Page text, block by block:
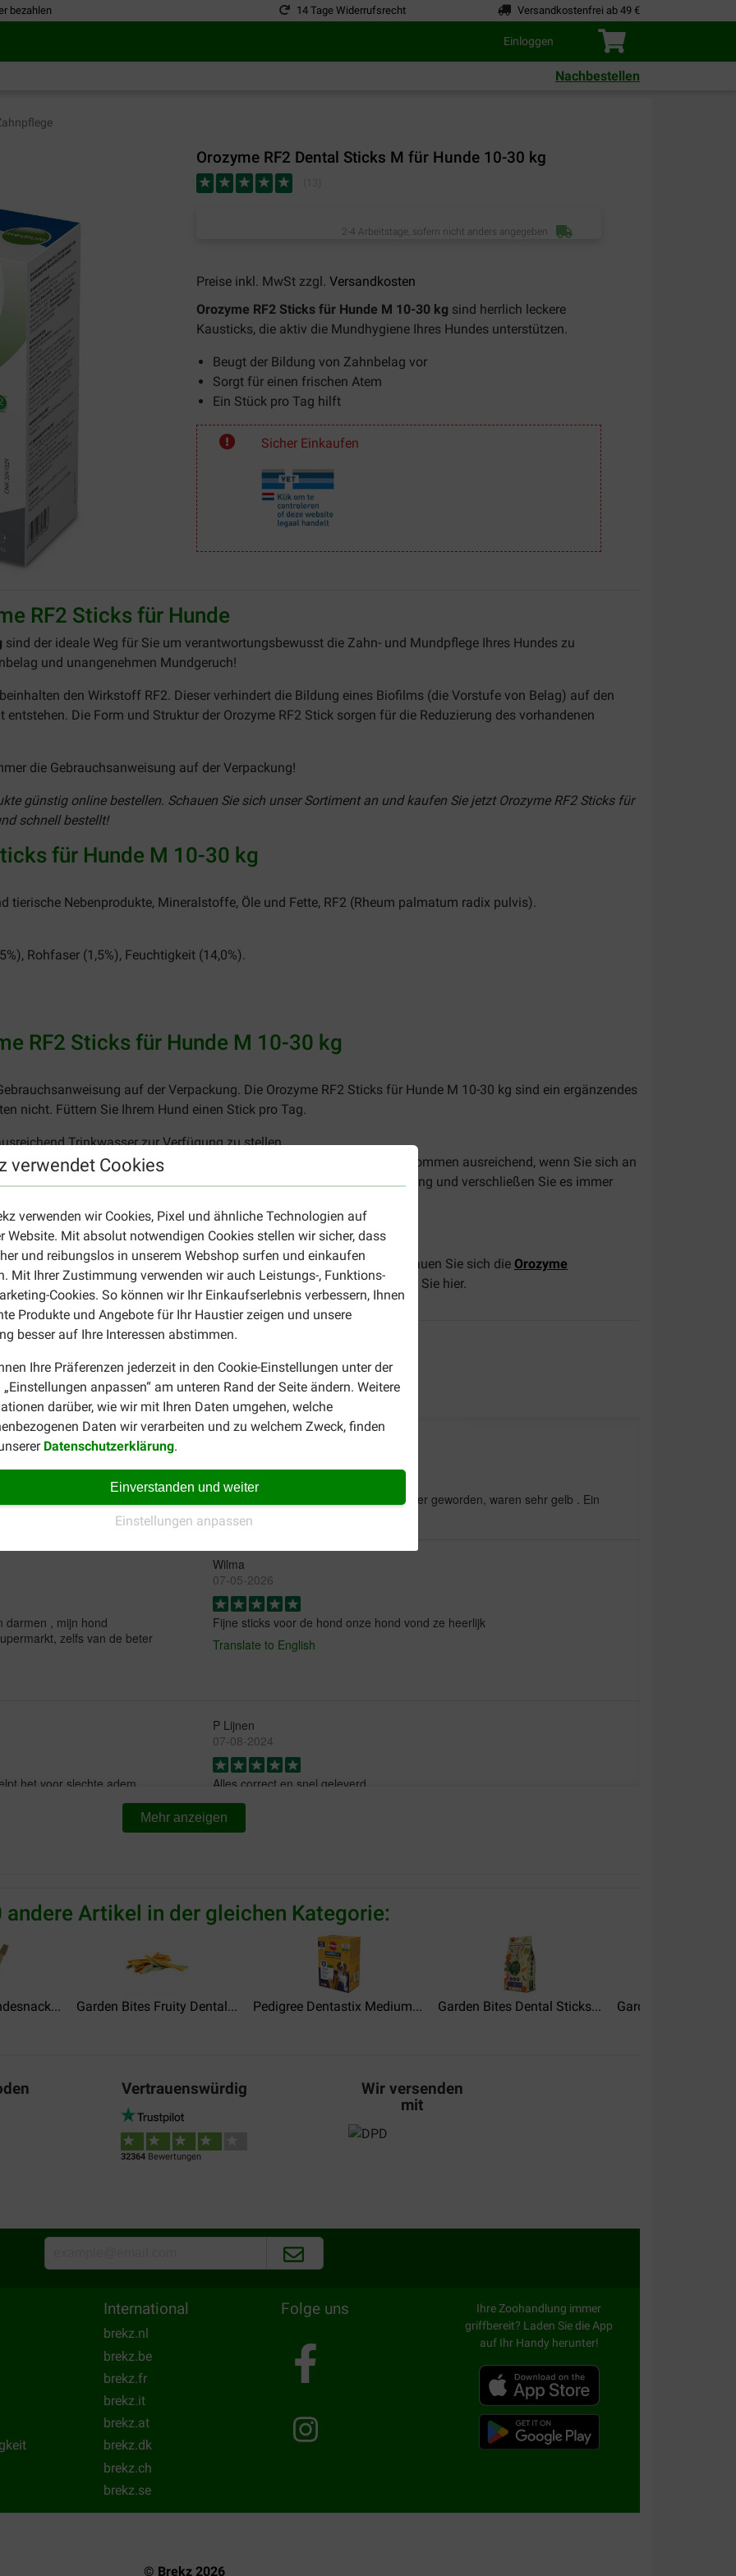
bezahlen 14 Tage Widerrufsrecht Versandkostenfrei ab 49 €
Einloggen
Nachbestellen
verwendet Cookies
verwenden wir Cookies, Pixel und ähnliche Technologien auf
Website. Mit absolut notwendigen Cookies stellen wir sicher, dass
und reibungslos in unserem Webshop surfen und einkaufen
Mit Ihrer Zustimmung verwenden wir auch Leistungs-, Funktions-
Cookies. So können wir Ihr Einkaufserlebnis verbessern, Ihnen
Produkte und Angebote für Ihr Haustier zeigen und unsere
besser auf Ihre Interessen abstimmen.
Ihre Präferenzen jederzeit in den Cookie-Einstellungen unter der
„Einstellungen anpassen“ am unteren Rand der Seite ändern. Weitere
darüber, wie wir mit Ihren Daten umgehen, welche
Daten wir verarbeiten und zu welchem Zweck, finden
Datenschutzerklärung.
Einverstanden und weiter
Einstellungen anpassen
Orozyme RF2 Dental Sticks M für Hunde 10-30 kg
2-4 Arbeitstage, sofern nicht anders angegeben
Preise inkl. MwSt zzgl. Versandkosten
Orozyme RF2 Sticks für Hunde M 10-30 kg sind herrlich leckere
Kausticks, die aktiv die Mundhygiene Ihres Hundes unterstützen.
Beugt der Bildung von Zahnbelag vor
Sorgt für einen frischen Atem
Ein Stück pro Tag hilft
Sicher Einkaufen
RF2 Sticks für Hunde
sind der ideale Weg für Sie um verantwortungsbewusst die Zahn- und Mundpflege Ihres Hundes zu
und unangenehmen Mundgeruch!
den Wirkstoff RF2. Dieser verhindert die Bildung eines Biofilms (die Vorstufe von Belag) auf den
Die Form und Struktur der Orozyme RF2 Stick sorgen für die Reduzierung des vorhandenen
die Gebrauchsanweisung auf der Verpackung!
günstig online bestellen. Schauen Sie sich unser Sortiment an und kaufen Sie jetzt Orozyme RF2 Sticks für
schnell bestellt!
für Hunde M 10-30 kg
tierische Nebenprodukte, Mineralstoffe, Öle und Fette, RF2 (Rheum palmatum radix pulvis).
Rohfaser (1,5%), Feuchtigkeit (14,0%).
RF2 Sticks für Hunde M 10-30 kg
auf der Verpackung. Die Orozyme RF2 Sticks für Hunde M 10-30 kg sind ein ergänzendes
nicht. Füttern Sie Ihrem Hund einen Stick pro Tag.
Trinkwasser zur Verfügung zu stellen.
M 10-30 kg ist auf der Verpackung angegeben und in der Regel vollkommen ausreichend, wenn Sie sich an
Futterergänzungsmittel an einem trockenen Ort in der Originalverpackung und verschließen Sie es immer
aufbewahren!
Hund mit einem Körpergewicht zwischen 10 und 30 Kilogramm? Schauen Sie sich die Orozyme
an. Unser Gesamtangebot für dieZahnpflegeIhres Vierbeiners finden Sie hier.
Die Zähne unserer Hündin sind viel heller geworden, waren sehr gelb . Ein
sehr gutes Produkt!
darmen , mijn hond
zelfs van de beter
Wilma
07-05-2026
Fijne sticks voor de hond onze hond vond ze heerlijk
Translate to English
het voor slechte adem
P Lijnen
07-08-2024
Alles correct en snel geleverd
Translate to English
Geeft zeer goed resultaat aan de tanden van de hond.
Ramona De Vries-Jongen
06-03-2024
Goed product voor honden die snel aankomen of moeten afvallen
Translate to English
Mehr anzeigen
andere Artikel in der gleichen Kategorie:
Garden Bites Fruity Dental... Pedigree Dentastix Medium... Garden Bites Dental Sticks... Garden Bites
Vertrauenswürdig
32364Bewertungen
Wir versenden
mit
International
brekz.nl
brekz.be
brekz.fr
brekz.it
brekz.at
brekz.dk
brekz.ch
brekz.se
Folge uns
Ihre Zoohandlung immer
griffbereit? Laden Sie die App
auf Ihr Handy herunter!
© Brekz 2026